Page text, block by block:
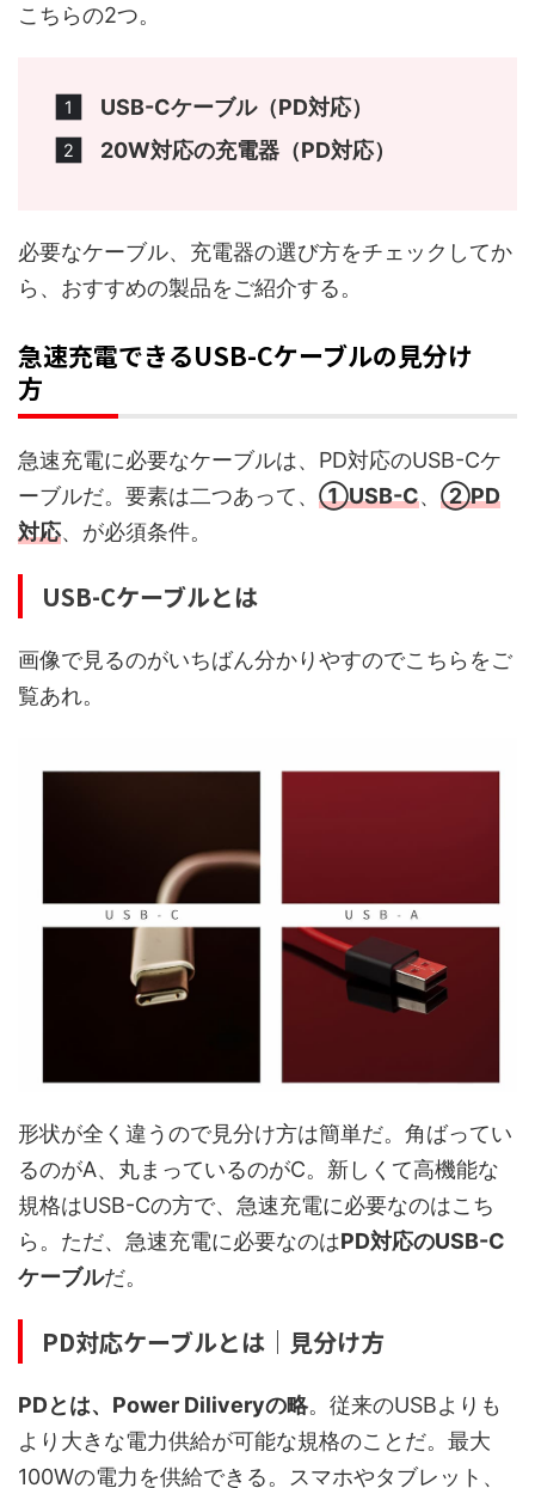
こちらの2つ。
USB-Cケーブル（PD対応）
20W対応の充電器（PD対応）
必要なケーブル、充電器の選び方をチェックしてか
ら、おすすめの製品をご紹介する。
急速充電できるUSB-Cケーブルの見分け
方
急速充電に必要なケーブルは、PD対応のUSB-Cケ
ーブルだ。要素は二つあって、 ①USB-C、 ②PD
対応、が必須条件。
USB-Cケーブルとは
画像で見るのがいちばん分かりやすのでこちらをご
覧あれ。
形状が全く違うので見分け方は簡単だ。角ばってい
るのがA、丸まっているのがC。新しくて高機能な
規格はUSB-Cの方で、急速充電に必要なのはこち
ら。ただ、急速充電に必要なのはPD対応のUSB-C
ケーブルだ。
PD対応ケーブルとは｜見分け方
PDとは、Power Diliveryの略。従来のUSBよりも
より大きな電力供給が可能な規格のことだ。最大
100Wの電力を供給できる。スマホやタブレット、